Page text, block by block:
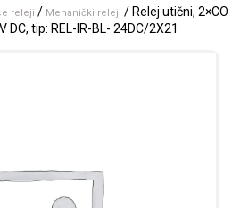
releji / Mehanički releji / Relej utični, 2×CO
tip: REL-IR-BL- 24DC/2X21